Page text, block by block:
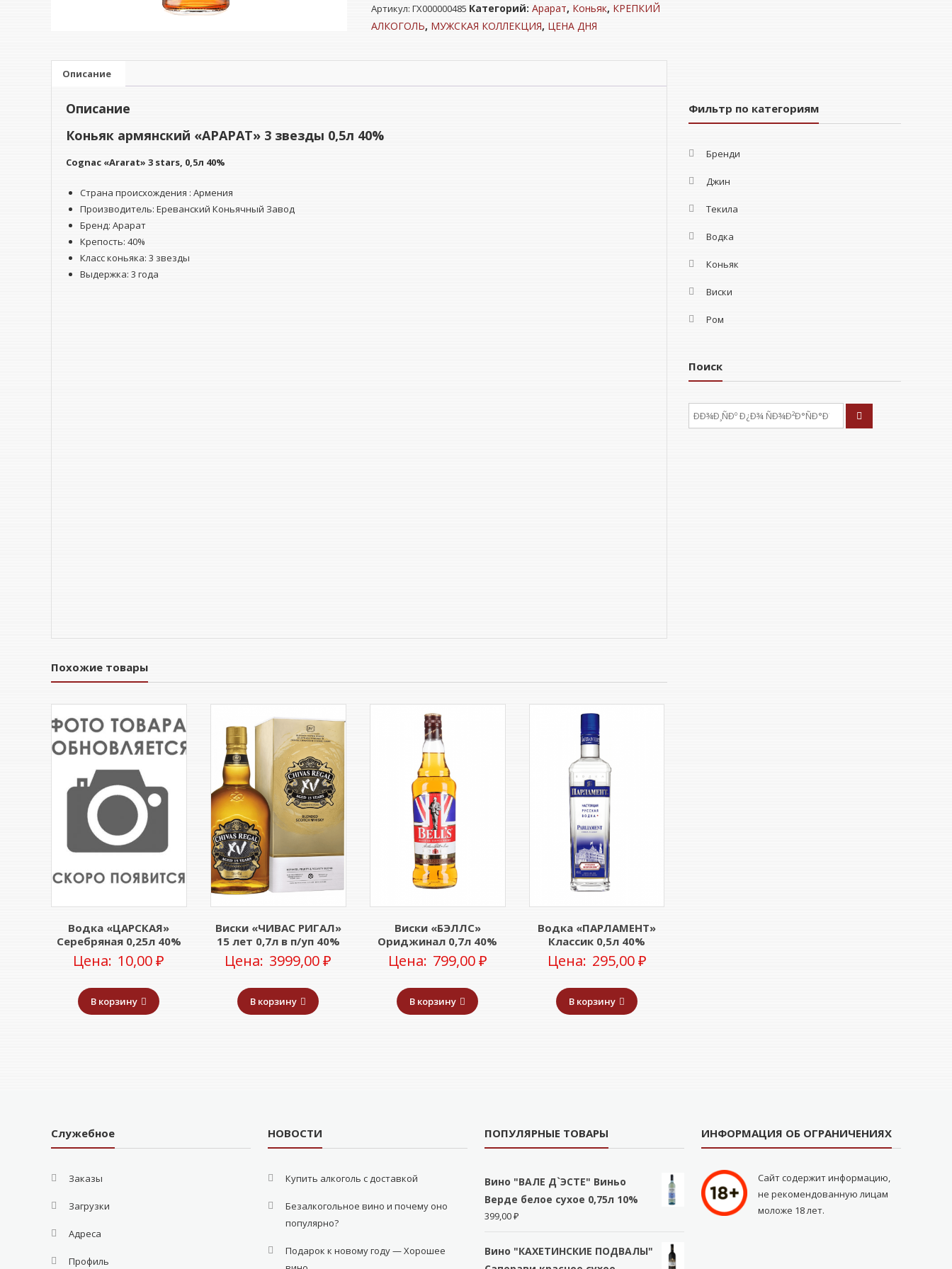
армянский
"АРАРАТ"
звезды
40%
Артикул:ГХ000000485 Категорий:Арарат, Коньяк, КРЕПКИЙ
АЛКОГОЛЬ, МУЖСКАЯ КОЛЛЕКЦИЯ, ЦЕНА ДНЯ
Описание
Описание
Коньяк армянский «АРАРАТ» 3 звезды 0,5л 40%
Cognac «Ararat» 3 stars, 0,5л 40%
Страна происхождения : Армения
Производитель: Ереванский Коньячный Завод
Бренд: Арарат
Крепость: 40%
Класс коньяка: 3 звезды
Выдержка: 3 года
Похожие товары
Водка «ЦАРСКАЯ»
Серебряная 0,25л 40%
Цена: 10,00₽
В корзину
Виски «ЧИВАС РИГАЛ»
15 лет 0,7л в п/уп 40%
Цена: 3999,00₽
В корзину
Виски «БЭЛЛС»
Ориджинал 0,7л 40%
Цена: 799,00₽
В корзину
Водка «ПАРЛАМЕНТ»
Классик 0,5л 40%
Цена: 295,00₽
В корзину
Фильтр по категориям
Бренди
Джин
Текила
Водка
Коньяк
Виски
Ром
Поиск
ÐÑÐºÐ°ÑÑ:
Служебное
Заказы
Загрузки
Адреса
Профиль
НОВОСТИ
Купить алкоголь с доставкой
Безалкогольное вино и почему оно
популярно?
Подарок к новому году — Хорошее
ПОПУЛЯРНЫЕ ТОВАРЫ
Вино "ВАЛЕ Д`ЭСТЕ" Виньо
Верде белое сухое 0,75л 10%
399,00₽
Вино "КАХЕТИНСКИЕ ПОДВАЛЫ"
ИНФОРМАЦИЯ ОБ ОГРАНИЧЕНИЯХ
Сайт содержит информацию,
не рекомендованную лицам
моложе 18 лет.